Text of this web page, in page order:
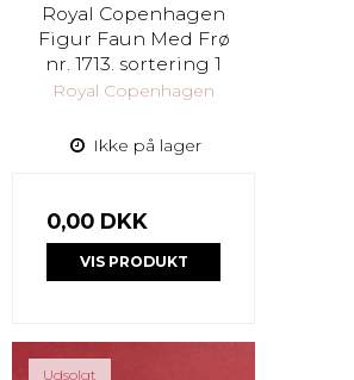
Royal Copenhagen
Figur Faun Med Frø
nr. 1713. sortering 1
Royal Copenhagen
Ikke på lager
0,00 DKK
VIS PRODUKT
Udsolgt